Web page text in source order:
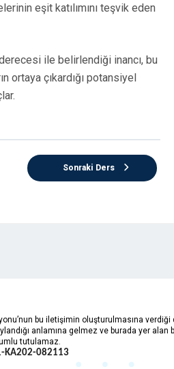
eşit katılımını teşvik eden
ile belirlendiği inancı, bu
ortaya çıkardığı potansiyel
Sonraki Ders
bu iletişimin oluşturulmasına
anlamına gelmez ve burada yer
tutulamaz.
KA202-082113